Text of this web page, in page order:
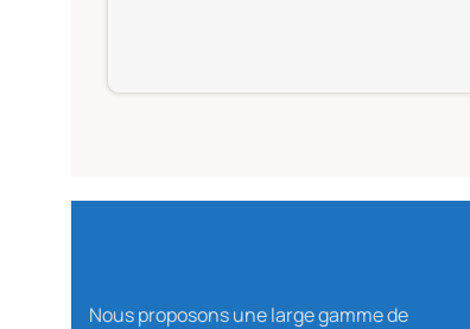
Nous proposons une large gamme de